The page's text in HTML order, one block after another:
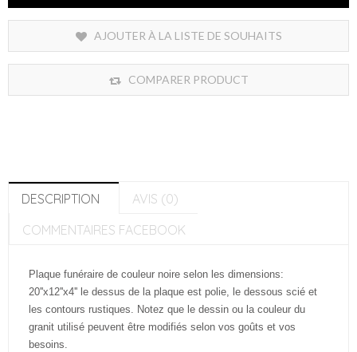
AJOUTER À LA LISTE DE SOUHAITS
COMPARER PRODUCT
DESCRIPTION
AVIS (0)
COMMENTAIRES FACEBOOK
Plaque funéraire de couleur noire selon les dimensions:
20''x12''x4'' le dessus de la plaque est polie, le dessous scié et
les contours rustiques. Notez que le dessin ou la couleur du
granit utilisé peuvent être modifiés selon vos goûts et vos
besoins.